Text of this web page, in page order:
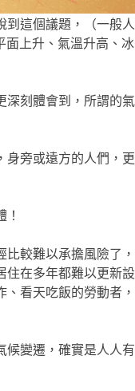
到這個議題，（一般人
面上升、氣溫升高、冰
深刻體會到，所謂的氣
身旁或遠方的人們，更
較難以承擔風險了，
住在多年都難以更新設
看天吃飯的勞動者，
候變遷，確實是人人有